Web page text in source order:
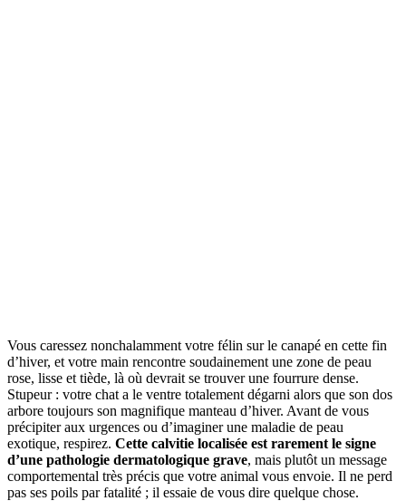
Vous caressez nonchalamment votre félin sur le canapé en cette fin
d’hiver, et votre main rencontre soudainement une zone de peau
rose, lisse et tiède, là où devrait se trouver une fourrure dense.
Stupeur : votre chat a le ventre totalement dégarni alors que son dos
arbore toujours son magnifique manteau d’hiver. Avant de vous
précipiter aux urgences ou d’imaginer une maladie de peau
exotique, respirez. Cette calvitie localisée est rarement le signe
d’une pathologie dermatologique grave, mais plutôt un message
comportemental très précis que votre animal vous envoie. Il ne perd
pas ses poils par fatalité ; il essaie de vous dire quelque chose.